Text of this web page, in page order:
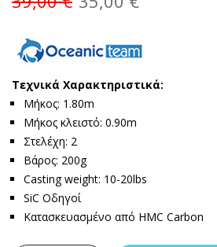
Τεχνικά Χαρακτηριστικά:
Μήκος: 1.80m
Μήκος κλειστό: 0.90m
Στελέχη: 2
Βάρος: 200g
Casting weight: 10-20lbs
SiC Οδηγοί
Κατασκευασμένο από HMC Carbon